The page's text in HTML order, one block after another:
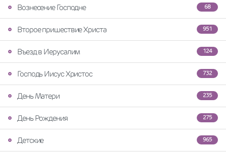
68
Вознесение Господне
951
Второе пришествие Христа
124
Въезд в Иерусалим
732
Господь Иисус Христос
235
День Матери
275
День Рождения
965
Детские